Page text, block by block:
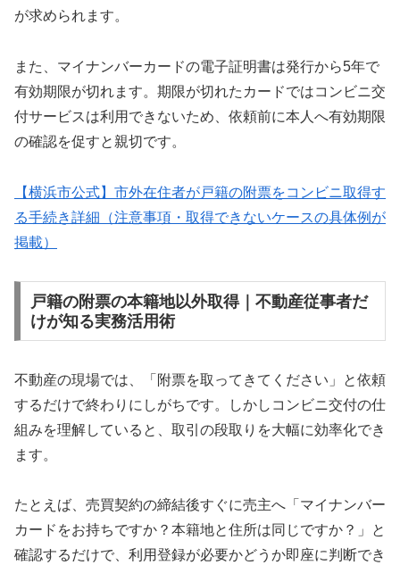
が求められます。
また、マイナンバーカードの電子証明書は発行から5年で
有効期限が切れます。期限が切れたカードではコンビニ交
付サービスは利用できないため、依頼前に本人へ有効期限
の確認を促すと親切です。
【横浜市公式】市外在住者が戸籍の附票をコンビニ取得す
る手続き詳細（注意事項・取得できないケースの具体例が
掲載）
戸籍の附票の本籍地以外取得｜不動産従事者だ
けが知る実務活用術
不動産の現場では、「附票を取ってきてください」と依頼
するだけで終わりにしがちです。しかしコンビニ交付の仕
組みを理解していると、取引の段取りを大幅に効率化でき
ます。
たとえば、売買契約の締結後すぐに売主へ「マイナンバー
カードをお持ちですか？本籍地と住所は同じですか？」と
確認するだけで、利用登録が必要かどうか即座に判断でき